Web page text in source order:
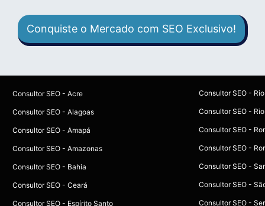
Conquiste o Mercado com SEO Exclusivo!
Consultor SEO - Acre
Consultor SEO - Alagoas
Consultor SEO - Amapá
Consultor SEO - Amazonas
Consultor SEO - Bahia
Consultor SEO - Ceará
Consultor SEO - Espírito Santo
Consultor SEO -
Consultor SEO -
Consultor SEO -
Consultor SEO -
Consultor SEO -
Consultor SEO -
Consultor SEO -